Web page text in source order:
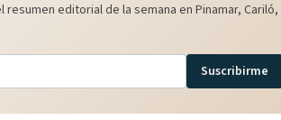
editorial de la semana en Pinamar,
Suscribirme